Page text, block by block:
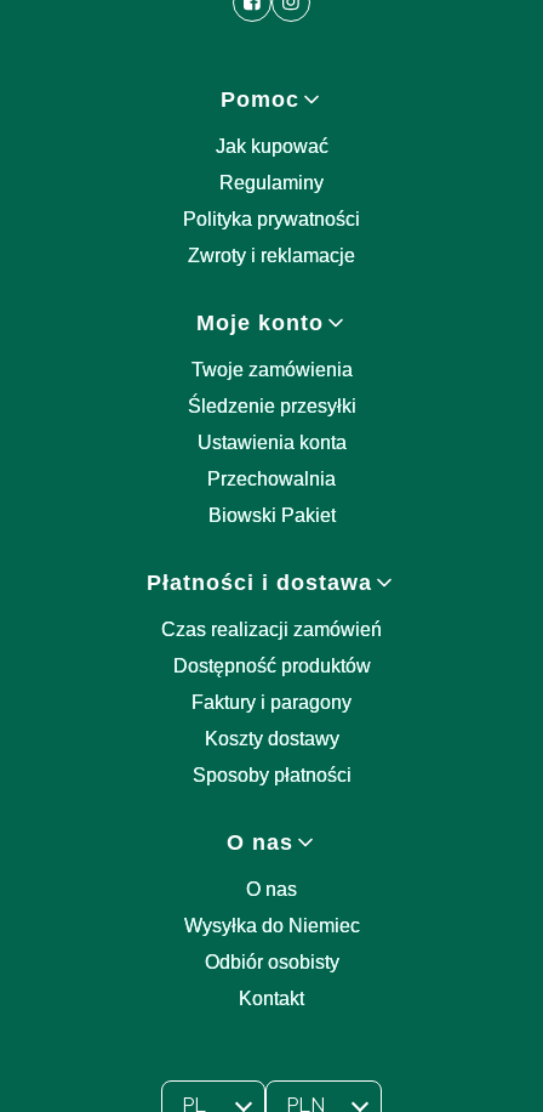
Pomoc
Jak kupować
Regulaminy
Polityka prywatności
Zwroty i reklamacje
Moje konto
Twoje zamówienia
Śledzenie przesyłki
Ustawienia konta
Przechowalnia
Biowski Pakiet
Płatności i dostawa
Czas realizacji zamówień
Dostępność produktów
Faktury i paragony
Koszty dostawy
Sposoby płatności
O nas
O nas
Wysyłka do Niemiec
Odbiór osobisty
Kontakt
PL PLN